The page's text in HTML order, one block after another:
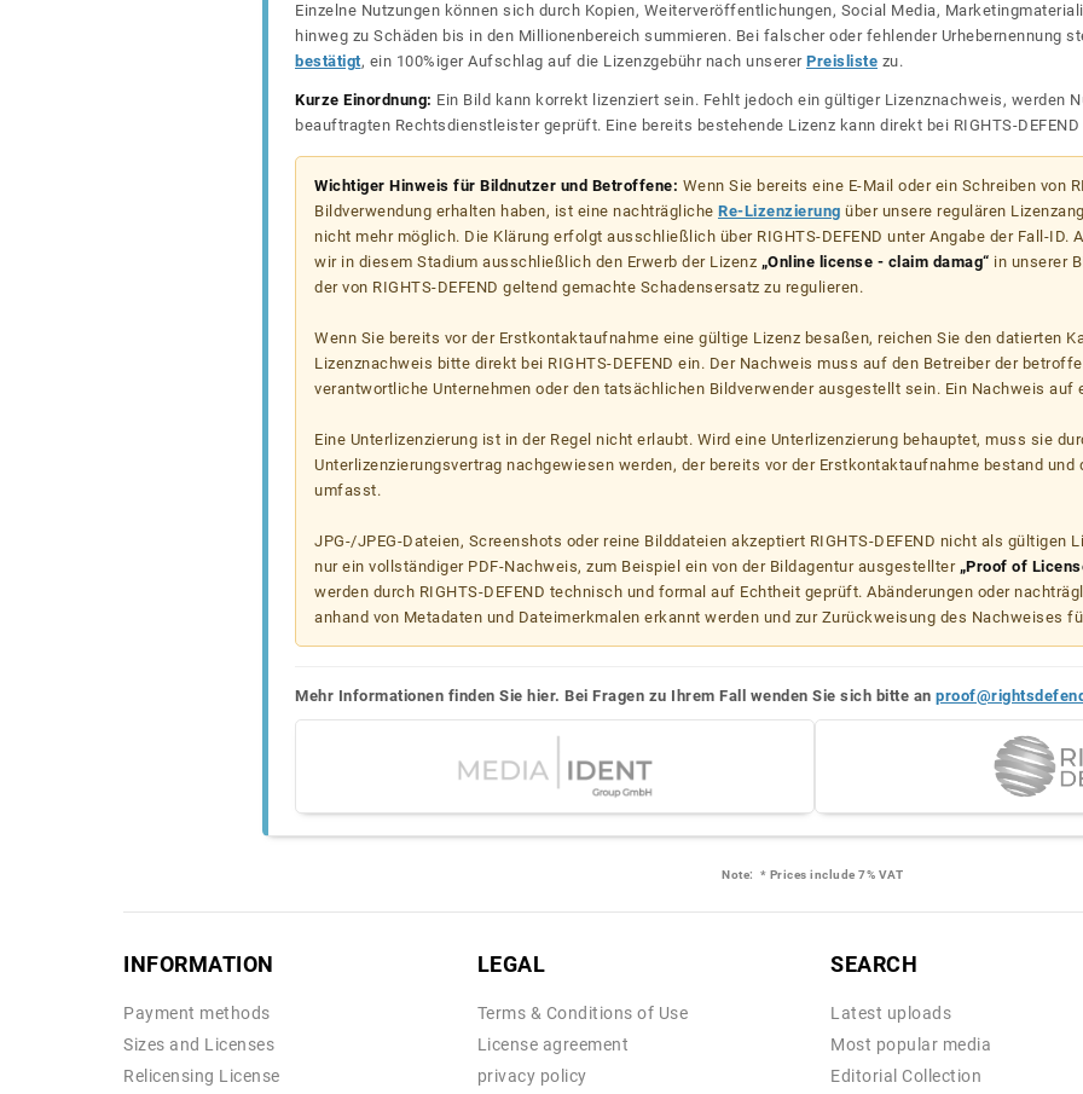
Einzelne Nutzungen können sich durch Kopien, Weiterveröffentlichungen, Social Media,
hinweg zu Schäden bis in den Millionenbereich summieren. Bei falscher oder fehlender Urhebernennung
bestätigt, ein 100%iger Aufschlag auf die Lizenzgebühr nach unserer Preisliste zu.
Kurze Einordnung: Ein Bild kann korrekt lizenziert sein. Fehlt jedoch ein gültiger Lizenznachweis, werden
beauftragten Rechtsdienstleister geprüft. Eine bereits bestehende Lizenz kann direkt bei RIGHTS-
Wichtiger Hinweis für Bildnutzer und Betroffene: Wenn Sie bereits eine E-Mail oder ein Schreiben von
Bildverwendung erhalten haben, ist eine nachträgliche Re-Lizenzierung über unsere regulären
nicht mehr möglich. Die Klärung erfolgt ausschließlich über RIGHTS-DEFEND unter Angabe der Fall-ID.
wir in diesem Stadium ausschließlich den Erwerb der Lizenz „Online license - claim damag“ in unserer
der von RIGHTS-DEFEND geltend gemachte Schadensersatz zu regulieren.
Wenn Sie bereits vor der Erstkontaktaufnahme eine gültige Lizenz besaßen, reichen Sie den datierten
Lizenznachweis bitte direkt bei RIGHTS-DEFEND ein. Der Nachweis muss auf den Betreiber der
verantwortliche Unternehmen oder den tatsächlichen Bildverwender ausgestellt sein. Ein Nachweis auf
Eine Unterlizenzierung ist in der Regel nicht erlaubt. Wird eine Unterlizenzierung behauptet, muss sie
Unterlizenzierungsvertrag nachgewiesen werden, der bereits vor der Erstkontaktaufnahme bestand und
umfasst.
JPG-/JPEG-Dateien, Screenshots oder reine Bilddateien akzeptiert RIGHTS-DEFEND nicht als gültigen
nur ein vollständiger PDF-Nachweis, zum Beispiel ein von der Bildagentur ausgestellter „Proof of
werden durch RIGHTS-DEFEND technisch und formal auf Echtheit geprüft. Abänderungen oder
anhand von Metadaten und Dateimerkmalen erkannt werden und zur Zurückweisung des Nachweises
Mehr Informationen finden Sie hier. Bei Fragen zu Ihrem Fall wenden Sie sich bitte an
Note: * Prices include 7% VAT
INFORMATION
Payment methods
Sizes and Licenses
Relicensing License
LEGAL
Terms & Conditions of Use
License agreement
privacy policy
SEARCH
Latest uploads
Most popular media
Editorial Collection